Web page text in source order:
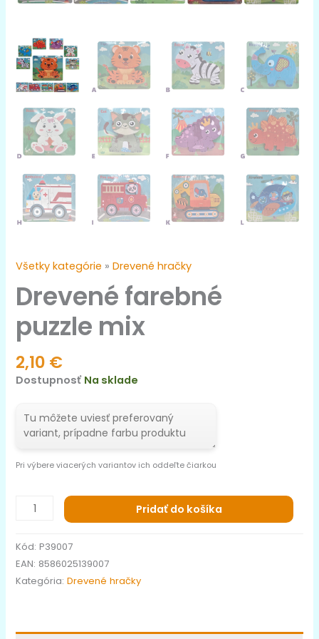
Všetky kategórie »Drevené hračky
Drevené farebné
puzzle mix
2,10 €
Dostupnosť Na sklade
Pri výbere viacerých variantov ich oddeľte čiarkou
Pridať do košíka
Kód:P39007
EAN: 8586025139007
Kategória:Drevené hračky